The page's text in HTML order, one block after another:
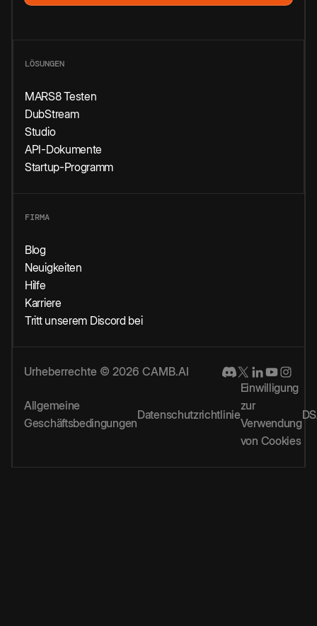
LÖSUNGEN
MARS8 Testen
DubStream
Studio
API-Dokumente
Startup-Programm
FIRMA
Blog
Neuigkeiten
Hilfe
Karriere
Tritt unserem Discord bei
Urheberrechte © 2026 CAMB.AI
Allgemeine
Geschäftsbedingungen
Datenschutzrichtlinie
Einwilligung
zur
Verwendung
von Cookies